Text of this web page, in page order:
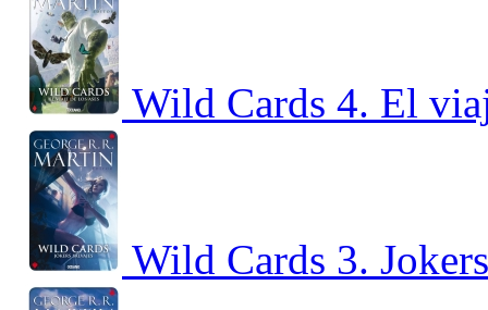
Wild Cards 4. El
Wild Cards 3.